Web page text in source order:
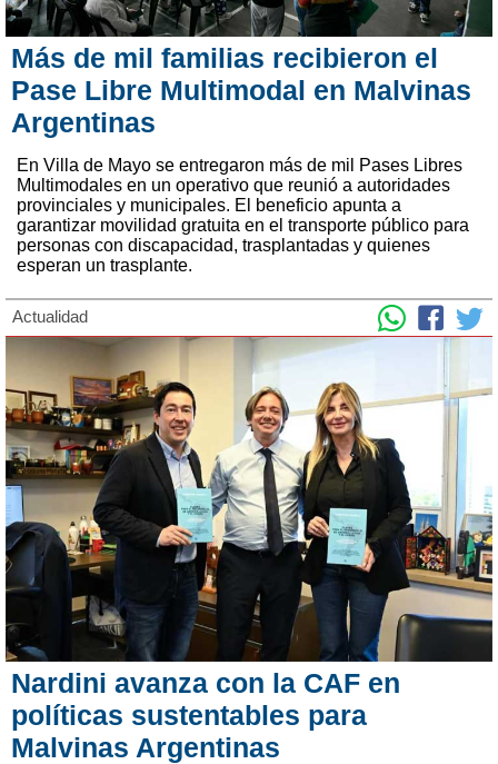
Más de mil familias recibieron el
Pase Libre Multimodal en Malvinas
Argentinas
En Villa de Mayo se entregaron más de mil Pases Libres
Multimodales en un operativo que reunió a autoridades
provinciales y municipales. El beneficio apunta a
garantizar movilidad gratuita en el transporte público para
personas con discapacidad, trasplantadas y quienes
esperan un trasplante.
Actualidad
Nardini avanza con la CAF en
políticas sustentables para
Malvinas Argentinas